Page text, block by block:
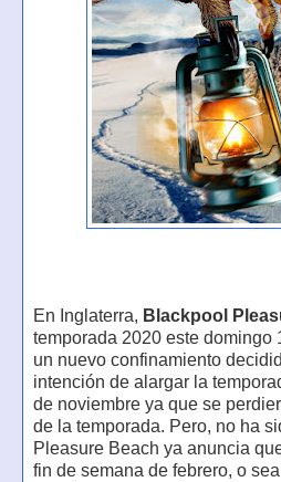
En Inglaterra, Blackpool
temporada 2020 este
un nuevo confinamiento
intención de alargar la
de noviembre ya que se
de la temporada. Pero, no ha
Pleasure Beach ya anuncia
fin de semana de febrero, o